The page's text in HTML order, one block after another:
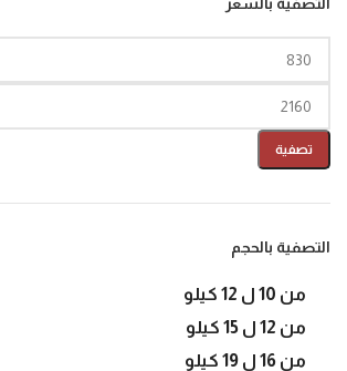
تصفية
التصفية بالحجم
من 10 ل 12 كيلو
من 12 ل 15 كيلو
من 16 ل 19 كيلو